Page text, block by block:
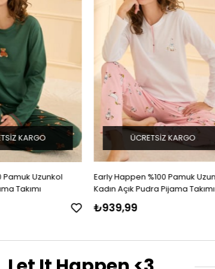
Early Happen %100 Pamuk Uzunkol
Kadın Açık Pudra Pijama Takımı
ÜCRETSIZ KARGO
Early Happen
Kadın Lila